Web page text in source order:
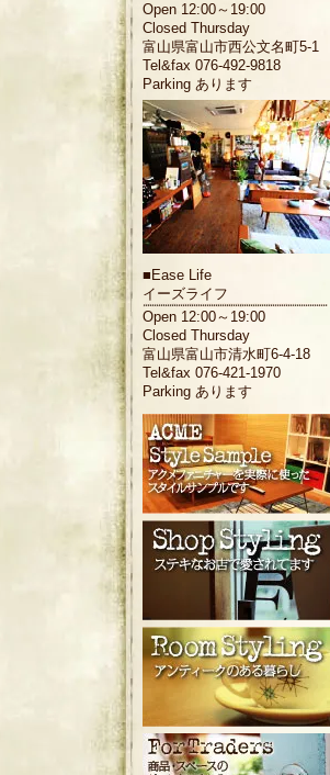
Open 12:00～19:00
Closed Thursday
富山県富山市西公文名町5-1
Tel&fax 076-492-9818
Parking あります
■ Ease Life
イーズライフ
Open 12:00～19:00
Closed Thursday
富山県富山市清水町6-4-18
Tel&fax 076-421-1970
Parking あります